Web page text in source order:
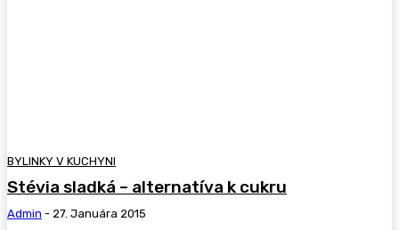
BYLINKY V KUCHYNI
Stévia sladká – alternatíva k cukru
Admin - 27. Januára 2015